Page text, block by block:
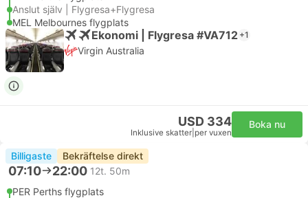
Anslut själv | Flygresa+Flygresa
MEL Melbournes flygplats
Ekonomi | Flygresa #VA712 +1
Virgin Australia
USD 334
Inklusive skatter per vuxen
Boka nu
Billigaste Bekräftelse direkt
07:10 22:00 12t. 50m
PER Perths flygplats